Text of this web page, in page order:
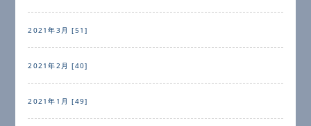
2021年3月 [51]
2021年2月 [40]
2021年1月 [49]